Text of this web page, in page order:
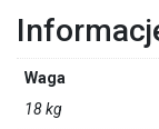
Waga
18 kg